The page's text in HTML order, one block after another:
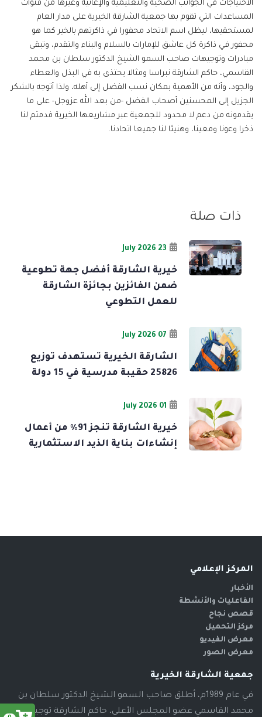
الاحتياجات في الجوانب الصحية والتعليمية والإغاثية وغيرها من قنوات
المساعدات التي تقوم بها جمعية الشارقة الخيرية على مدار العام
لمستحقيها، ليظل اسم الاتحاد محفورا في ذاكرتهم بالخير كما هو
محفور في ذاكرة كل عاشق للإمارات بالسلام والبناء والتقدم، وتبقى
مبادرات وتوجيهات صاحب السمو الشيخ الدكتور سلطان بن محمد
القاسمي، حاكم الشارقة نبراسا ومثالا يحتذى به في البذل والعطاء
والجود، وأنه من الأهمية بمكان نسب الفضل إلى أهله، ولذا أتوجه بالشكر
الجزيل إلى المحسنين أصحاب الفضل -من بعد الله عزوجل- على ما
يقدمونه من دعم لا محدود للجمعية عبر مشاريعها الخيرية فدمتم لنا
ذخرا وعونا ومعينا، وهنيئا لنا جميعا اتحادنا.
ذات صلة
23 July 2026
خيرية الشارقة أفضل جهة تطوعية
ضمن الفائزين بجائزة الشارقة
للعمل التطوعي
07 July 2026
الشارقة الخيرية تستهدف توزيع
25826 حقيبة مدرسية في 15 دولة
01 July 2026
خيرية الشارقة تنجز 91% من أعمال
إنشاءات بناية الذيد الاستثمارية
المركز الإعلامي
الأخبار
الفاعليات والأنشطة
قصص نجاح
مركز التحميل
معرض الفيديو
معرض الصور
جمعية الشارقة الخيرية
في عام 1989م، أطلق صاحب السمو الشيخ الدكتور سلطان بن
محمد القاسمي عضو المجلس الأعلى، حاكم الشارقة توجيهاته